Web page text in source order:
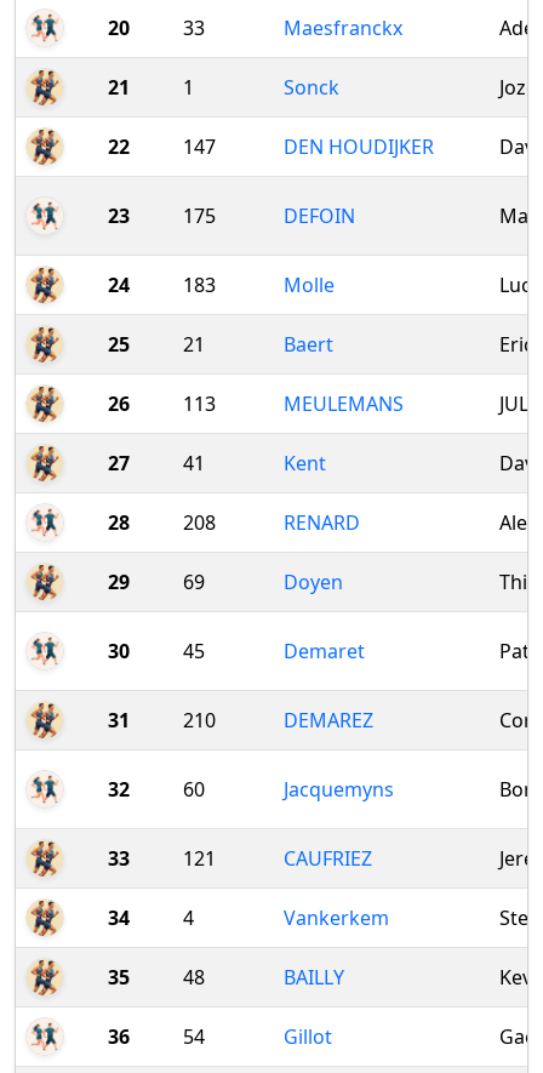
20 33 Maesfranckx
21 1 Sonck Jozef
22 147 DEN HOUDIJKER
23 175 DEFOIN
24 183 Molle
25 21 Baert Eric
26 113 MEULEMANS
27 41 Kent
28 208 RENARD
29 69 Doyen
30 45 Demaret
31 210 DEMAREZ
32 60 Jacquemyns
33 121 CAUFRIEZ
34 4 Vankerkem
35 48 BAILLY
36 54 Gillot